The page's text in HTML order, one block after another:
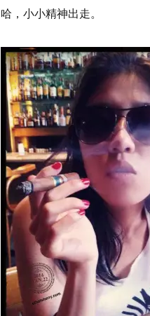
哈，小小精神出走。